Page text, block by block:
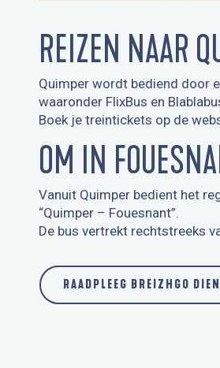
REIZEN NAAR
Quimper wordt bediend door
waaronder FlixBus en
Boek je treintickets op de
OM IN
Vanuit Quimper bedient het
“Quimper – Fouesnant”.
De bus vertrekt rechtstreeks
RAADPLEEG BREIZHGO